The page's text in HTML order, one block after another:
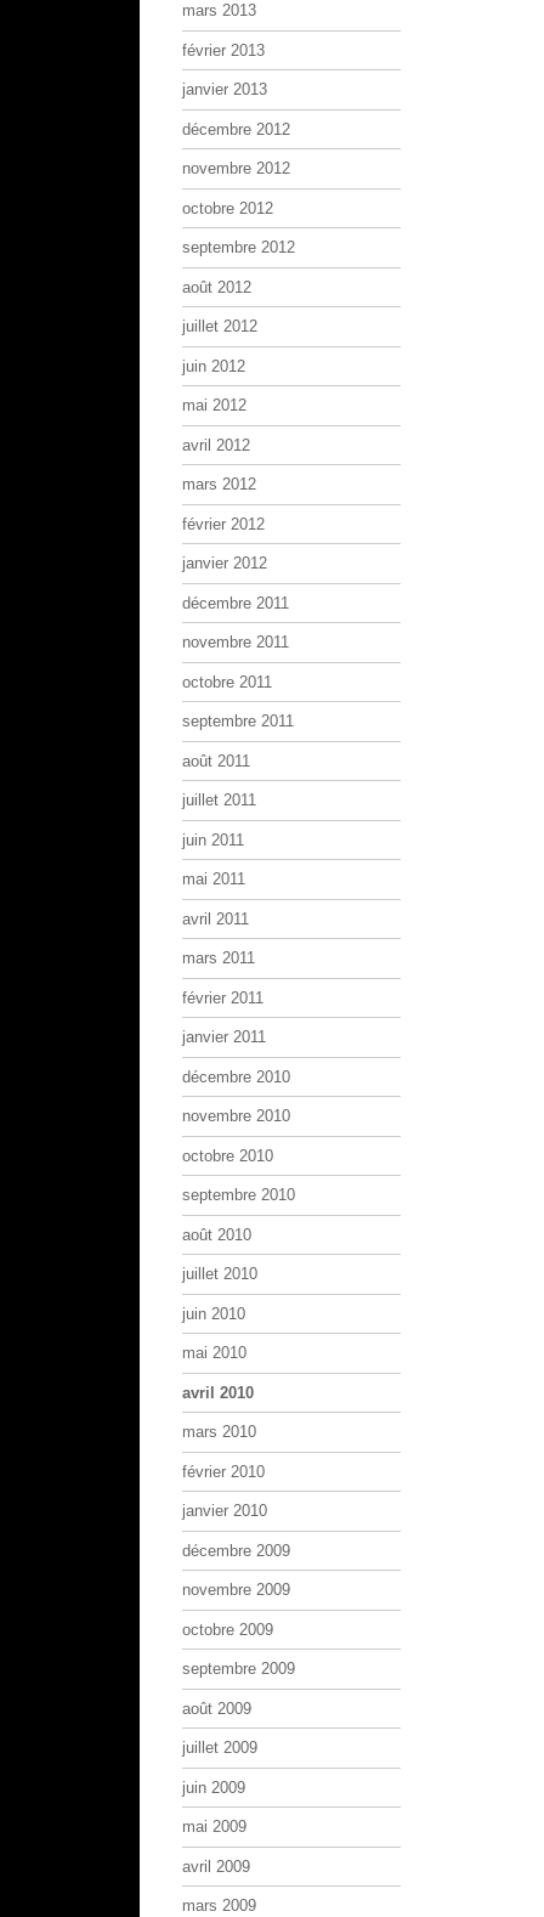
mars 2013
février 2013
janvier 2013
décembre 2012
novembre 2012
octobre 2012
septembre 2012
août 2012
juillet 2012
juin 2012
mai 2012
avril 2012
mars 2012
février 2012
janvier 2012
décembre 2011
novembre 2011
octobre 2011
septembre 2011
août 2011
juillet 2011
juin 2011
mai 2011
avril 2011
mars 2011
février 2011
janvier 2011
décembre 2010
novembre 2010
octobre 2010
septembre 2010
août 2010
juillet 2010
juin 2010
mai 2010
avril 2010
mars 2010
février 2010
janvier 2010
décembre 2009
novembre 2009
octobre 2009
septembre 2009
août 2009
juillet 2009
juin 2009
mai 2009
avril 2009
mars 2009